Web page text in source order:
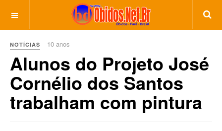
NOTÍCIAS 10 anos
Alunos do Projeto José
Cornélio dos Santos
trabalham com pintura